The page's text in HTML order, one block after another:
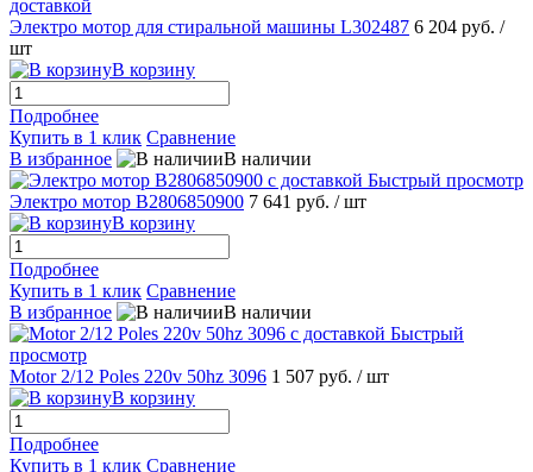
Электро мотор для стиральной машины L302487 6 204 руб. /
шт
В корзину
Подробнее
Купить в 1 клик Сравнение
В избранное
В наличии
Быстрый просмотр
Электро мотор B2806850900 7 641 руб. / шт
В корзину
Подробнее
Купить в 1 клик Сравнение
В избранное
В наличии
Быстрый
просмотр
Motor 2/12 Poles 220v 50hz 3096 1 507 руб. / шт
В корзину
Подробнее
Купить в 1 клик Сравнение